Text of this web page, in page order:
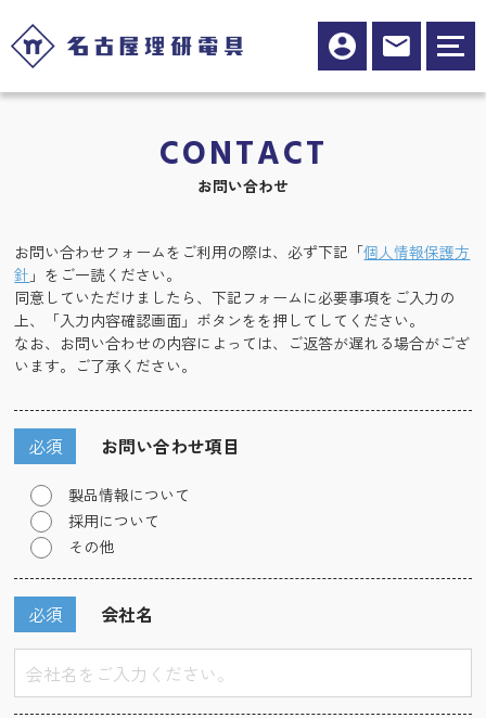
CONTACT
お問い合わせ
お問い合わせフォームをご利用の際は、必ず下記「個人情報保護方
針 」をご一読ください。
同意していただけましたら、下記フォームに必要事項をご入力の
上、「入力内容確認画面」ボタンをを押してしてください。
なお、お問い合わせの内容によっては、ご返答が遅れる場合がござ
います。ご了承ください。
お問い合わせ項目
必須
製品情報について
採用について
その他
会社名
必須